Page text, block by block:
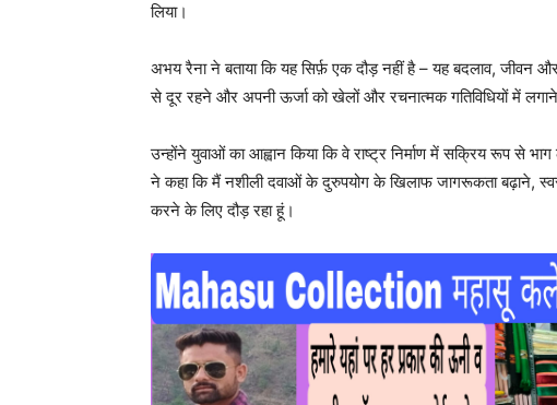
लिया।
अभय रैना ने बताया कि यह सिर्फ़ एक दौड़ नहीं है – यह बदलाव,
से दूर रहने और अपनी ऊर्जा को खेलों और रचनात्मक गतिविधियों में
उन्होंने युवाओं का आह्वान किया कि वे राष्ट्र निर्माण में सक्रिय रूप से
ने कहा कि मैं नशीली दवाओं के दुरुपयोग के खिलाफ जागरूकता बढ़ाने,
करने के लिए दौड़ रहा हूं।